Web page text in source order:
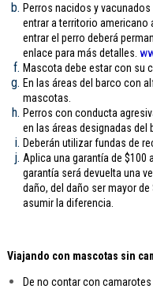
Perros nacidos y
entrar a territorio americano
entrar el perro deberá
enlace para más detalles.
Mascota debe estar con su
En las áreas del barco con
mascotas.
Perros con conducta
en las áreas designadas del
Deberán utilizar fundas de
Aplica una garantía de $100
garantía será devuelta una
daño, del daño ser mayor
asumir la diferencia.
Viajando con mascotas sin
De no contar con